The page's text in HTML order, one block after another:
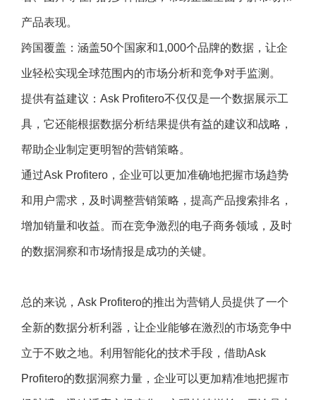
产品表现。
跨国覆盖：涵盖50个国家和1,000个品牌的数据，让企
业轻松实现全球范围内的市场分析和竞争对手监测。
提供有益建议：Ask Profitero不仅仅是一个数据展示工
具，它还能根据数据分析结果提供有益的建议和战略，
帮助企业制定更明智的营销策略。
通过Ask Profitero，企业可以更加准确地把握市场趋势
和用户需求，及时调整营销策略，提高产品搜索排名，
增加销量和收益。而在竞争激烈的电子商务领域，及时
的数据洞察和市场情报是成功的关键。
总的来说，Ask Profitero的推出为营销人员提供了一个
全新的数据分析利器，让企业能够在激烈的市场竞争中
立于不败之地。利用智能化的技术手段，借助Ask
Profitero的数据洞察力量，企业可以更加精准地把握市